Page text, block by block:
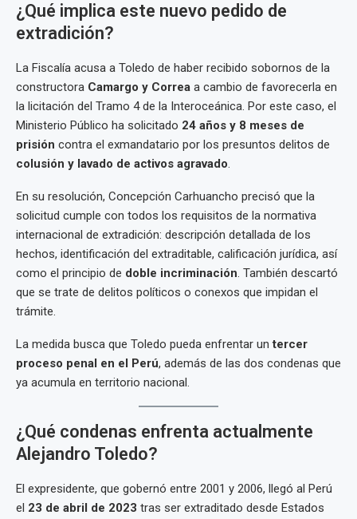
¿Qué implica este nuevo pedido de
extradición?
La Fiscalía acusa a Toledo de haber recibido sobornos de la
constructora Camargo y Correa a cambio de favorecerla en
la licitación del Tramo 4 de la Interoceánica. Por este caso, el
Ministerio Público ha solicitado 24 años y 8 meses de
prisión contra el exmandatario por los presuntos delitos de
colusión y lavado de activos agravado.
En su resolución, Concepción Carhuancho precisó que la
solicitud cumple con todos los requisitos de la normativa
internacional de extradición: descripción detallada de los
hechos, identificación del extraditable, calificación jurídica, así
como el principio de doble incriminación. También descartó
que se trate de delitos políticos o conexos que impidan el
trámite.
La medida busca que Toledo pueda enfrentar untercer
proceso penal en el Perú, además de las dos condenas que
ya acumula en territorio nacional.
¿Qué condenas enfrenta actualmente
Alejandro Toledo?
El expresidente, que gobernó entre 2001 y 2006, llegó al Perú
el 23 de abril de 2023 tras ser extraditado desde Estados